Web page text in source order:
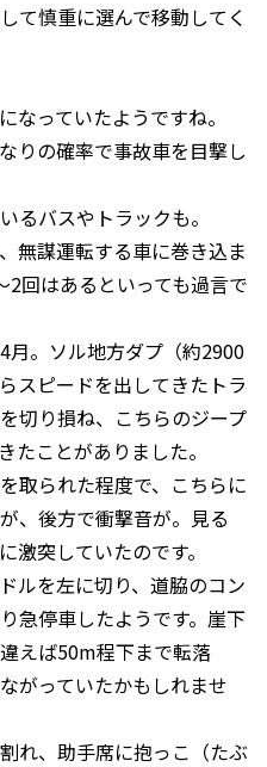
て慎重に選んで移動してく
なっていたようですね。
りの確率で事故車を目撃し
るバスやトラックも。
無謀運転する車に巻き込ま
回はあるといっても過言で
月。ソル地方ダプ（約2900
スピードを出してきたトラ
切り損ね、こちらのジープ
たことがありました。
取られた程度で、こちらに
、後方で衝撃音が。見る
激突していたのです。
ルを左に切り、道脇のコン
急停車したようです。崖下
えば50m程下まで転落
がっていたかもしれませ
れ、助手席に抱っこ（たぶ